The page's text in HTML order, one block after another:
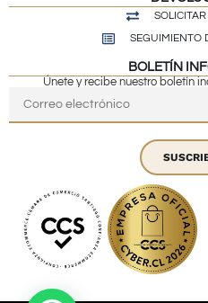
SEGUIMIENTO
BOLETÍN
Únete y recibe nuestro boletín